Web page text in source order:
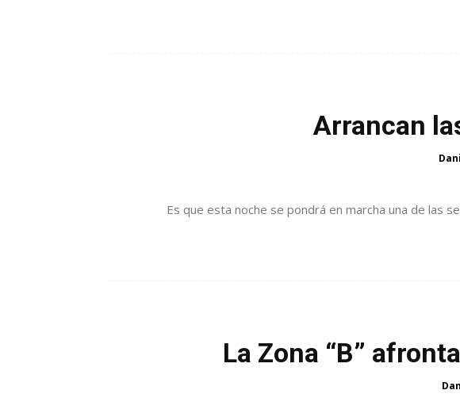
Arrancan
Es que esta noche se pondrá en marcha una de las
La Zona “B”